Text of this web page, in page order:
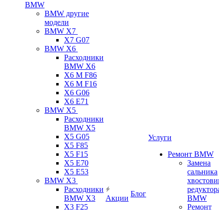
BMW
BMW другие
модели
BMW X7
X7 G07
BMW X6
Расходники
BMW X6
X6 M F86
X6 M F16
X6 G06
X6 E71
BMW X5
Расходники
BMW X5
X5 G05
X5 F85
X5 F15
X5 E70
X5 E53
BMW X3
Расходники
BMW X3
X3 F25
Акции
Блог
Услуги
Ремонт BMW
Замена
сальника
BMW
Ремонт